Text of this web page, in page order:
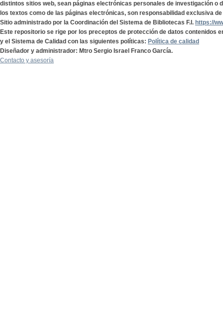
distintos sitios web, sean páginas electrónicas personales de investigación o
los textos como de las páginas electrónicas, son responsabilidad exclusiva
Sitio administrado por la Coordinación del Sistema de Bibliotecas F.I. https://
Este repositorio se rige por los preceptos de protección de datos contenidos
y el Sistema de Calidad con las siguientes políticas: Política de calidad
Diseñador y administrador: Mtro Sergio Israel Franco García.
Contacto y asesoría